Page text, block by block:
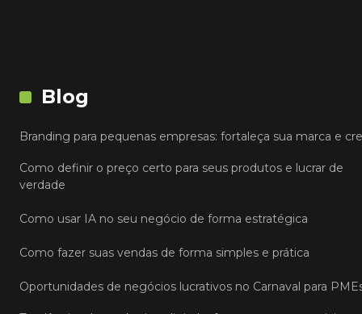
Blog
Branding para pequenas empresas: fortaleça sua marca e
Como definir o preço certo para seus produtos e lucrar de
verdade
Como usar IA no seu negócio de forma estratégica
Como fazer suas vendas de forma simples e prática
Oportunidades de negócios lucrativos no Carnaval para